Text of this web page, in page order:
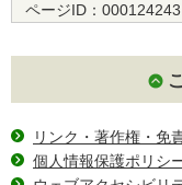
ページID： 000124243
リンク・著作権・免
個人情報保護ポリシ